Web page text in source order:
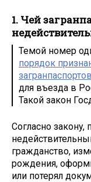
1. Чей
Темой номер
порядок
загранпаспортов
для въезда в
Такой закон
Согласно закону,
гражданство,
рождения,
или потерял